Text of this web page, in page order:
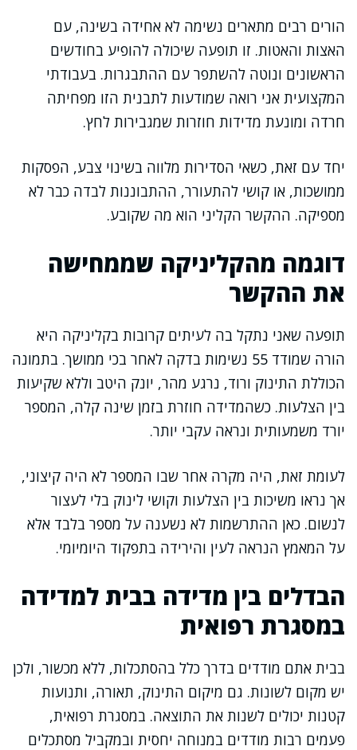
הורים רבים מתארים נשימה לא אחידה בשינה, עם
האצות והאטות. זו תופעה שיכולה להופיע בחודשים
הראשונים ונוטה להשתפר עם ההתבגרות. בעבודתי
המקצועית אני רואה שמודעות לתבנית הזו מפחיתה
חרדה ומונעת מדידות חוזרות שמגבירות לחץ.
יחד עם זאת, כשאי הסדירות מלווה בשינוי צבע, הפסקות
ממושכות, או קושי להתעורר, ההתבוננות לבדה כבר לא
מספיקה. ההקשר הקליני הוא מה שקובע.
דוגמה מהקליניקה שממחישה
את ההקשר
תופעה שאני נתקל בה לעיתים קרובות בקליניקה היא
הורה שמודד 55 נשימות בדקה לאחר בכי ממושך. בתמונה
הכוללת התינוק ורוד, נרגע מהר, יונק היטב וללא שקיעות
בין הצלעות. כשהמדידה חוזרת בזמן שינה קלה, המספר
יורד משמעותית ונראה עקבי יותר.
לעומת זאת, היה מקרה אחר שבו המספר לא היה קיצוני,
אך נראו משיכות בין הצלעות וקושי לינוק בלי לעצור
לנשום. כאן ההתרשמות לא נשענה על מספר בלבד אלא
על המאמץ הנראה לעין והירידה בתפקוד היומיומי.
הבדלים בין מדידה בבית למדידה
במסגרת רפואית
בבית אתם מודדים בדרך כלל בהסתכלות, ללא מכשור, ולכן
יש מקום לשונות. גם מיקום התינוק, תאורה, ותנועות
קטנות יכולים לשנות את התוצאה. במסגרת רפואית,
פעמים רבות מודדים במנוחה יחסית ובמקביל מסתכלים